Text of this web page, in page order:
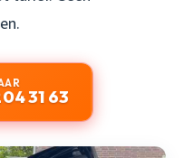
31 63